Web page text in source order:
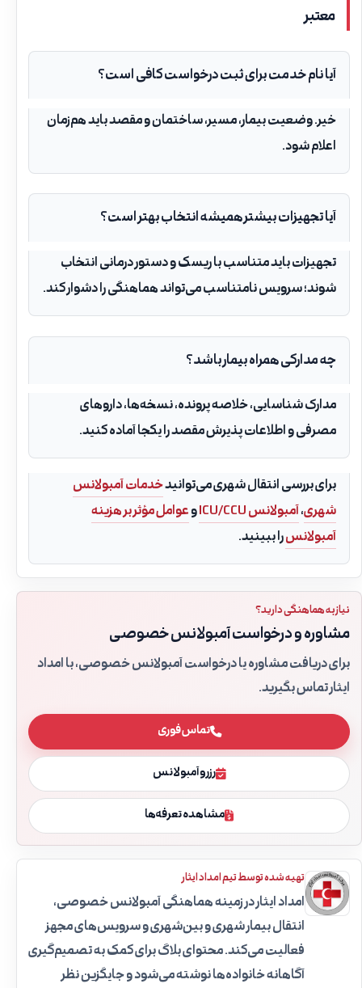
معتبر
آیا نام خدمت برای ثبت درخواست کافی است؟
خیر. وضعیت بیمار، مسیر، ساختمان و مقصد باید هم‌زمان
اعلام شود.
آیا تجهیزات بیشتر همیشه انتخاب بهتر است؟
تجهیزات باید متناسب با ریسک و دستور درمانی انتخاب
شوند؛ سرویس نامتناسب می‌تواند هماهنگی را دشوار کند.
چه مدارکی همراه بیمار باشد؟
مدارک شناسایی، خلاصه پرونده، نسخه‌ها، داروهای
مصرفی و اطلاعات پذیرش مقصد را یکجا آماده کنید.
برای بررسی انتقال شهری می‌توانیدخدمات آمبولانس
شهری،آمبولانس ICU/CCU وعوامل مؤثر بر هزینه
آمبولانسرا ببینید.
نیاز به هماهنگی دارید؟
مشاوره و درخواست آمبولانس خصوصی
برای دریافت مشاوره یا درخواست آمبولانس خصوصی، با امداد
ایثار تماس بگیرید.
تماس فوری
رزرو آمبولانس
مشاهده تعرفه‌ها
تهیه شده توسط تیم امداد ایثار
امداد ایثار در زمینه هماهنگی آمبولانس خصوصی،
انتقال بیمار شهری و بین‌شهری و سرویس‌های مجهز
فعالیت می‌کند. محتوای بلاگ برای کمک به تصمیم‌گیری
آگاهانه خانواده‌ها نوشته می‌شود و جایگزین نظر